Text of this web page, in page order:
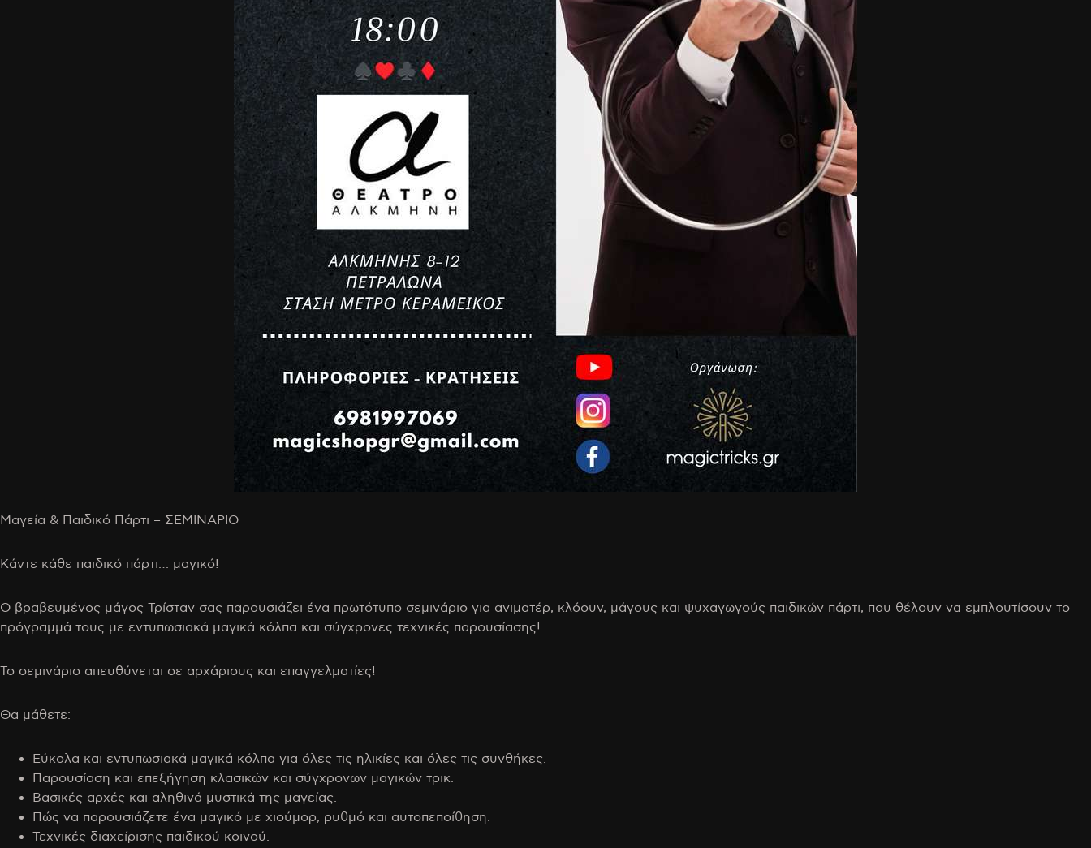
Μαγεία & Παιδικό Πάρτι – ΣΕΜΙΝΑΡΙΟ
Κάντε κάθε παιδικό πάρτι… μαγικό!
Ο βραβευμένος μάγος Τρίσταν σας παρουσιάζει ένα πρωτότυπο σεμινάριο για ανιματέρ, κλόουν, μάγους και ψυχαγωγούς παιδικών πάρτι, που θέλουν να εμπλουτίσουν το
πρόγραμμά τους με εντυπωσιακά μαγικά κόλπα και σύγχρονες τεχνικές παρουσίασης!
Το σεμινάριο απευθύνεται σε αρχάριους και επαγγελματίες!
Θα μάθετε:
Εύκολα και εντυπωσιακά μαγικά κόλπα για όλες τις ηλικίες και όλες τις συνθήκες.
Παρουσίαση και επεξήγηση κλασικών και σύγχρονων μαγικών τρικ.
Βασικές αρχές και αληθινά μυστικά της μαγείας.
Πώς να παρουσιάζετε ένα μαγικό με χιούμορ, ρυθμό και αυτοπεποίθηση.
Τεχνικές διαχείρισης παιδικού κοινού.